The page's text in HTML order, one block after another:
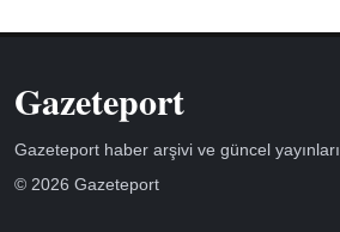
Gazeteport
Gazeteport haber arşivi ve güncel yayınları.
© 2026 Gazeteport